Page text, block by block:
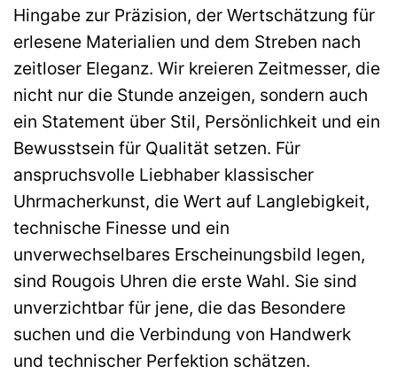
Hingabe zur Präzision, der Wertschätzung für
erlesene Materialien und dem Streben nach
zeitloser Eleganz. Wir kreieren Zeitmesser, die
nicht nur die Stunde anzeigen, sondern auch
ein Statement über Stil, Persönlichkeit und ein
Bewusstsein für Qualität setzen. Für
anspruchsvolle Liebhaber klassischer
Uhrmacherkunst, die Wert auf Langlebigkeit,
technische Finesse und ein
unverwechselbares Erscheinungsbild legen,
sind Rougois Uhren die erste Wahl. Sie sind
unverzichtbar für jene, die das Besondere
suchen und die Verbindung von Handwerk
und technischer Perfektion schätzen.